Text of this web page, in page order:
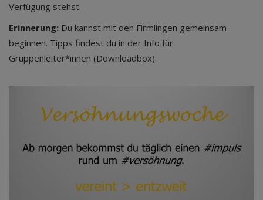
Verfügung stehst.
Erinnerung: Du kannst mit den Firmlingen gemeinsam
beginnen. Tipps findest du in der Info für
Gruppenleiter*innen (Downloadbox).